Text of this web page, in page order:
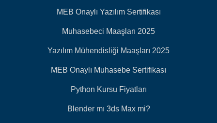
MEB Onaylı Yazılım Sertifikası
Muhasebeci Maaşları 2025
Yazılım Mühendisliği Maaşları 2025
MEB Onaylı Muhasebe Sertifikası
Python Kursu Fiyatları
Blender mı 3ds Max mi?